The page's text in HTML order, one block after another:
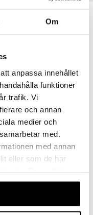
Om
anpassa innehållet
funktioner
trafik. Vi
och annan
medier och
med.
med annan
eller som de har
av vår webbplats.
24cm
WIINBLAD
699